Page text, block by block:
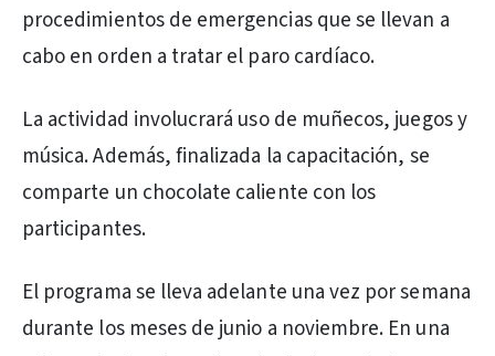
procedimientos de emergencias que se llevan a
cabo en orden a tratar el paro cardíaco.
La actividad involucrará uso de muñecos, juegos y
música. Además, finalizada la capacitación, se
comparte un chocolate caliente con los
participantes.
El programa se lleva adelante una vez por semana
durante los meses de junio a noviembre. En una